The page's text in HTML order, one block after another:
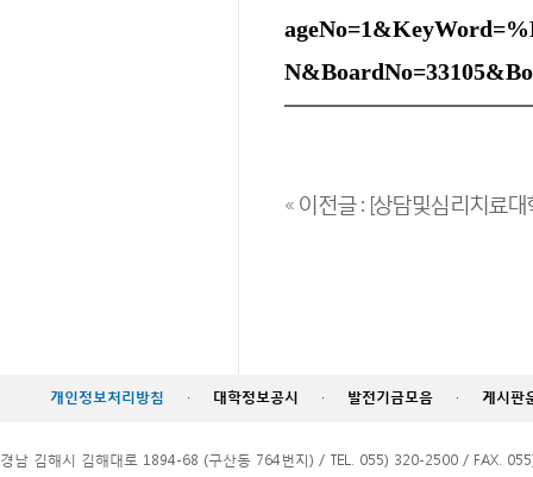
« 이전글 : [상담및심리치료대
개인정보처리방침 · 대학정보공시 · 발전기금모음 · 게시판
경남 김해시 김해대로 1894-68 (구산동 764번지) / TEL. 055) 320-2500 / FAX.